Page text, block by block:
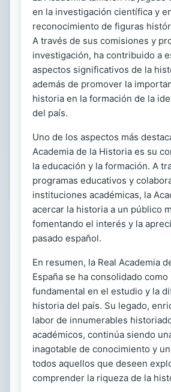
en la investigación científica y
reconocimiento de figuras
A través de sus comisiones y
investigación, ha contribuido a
aspectos significativos de la
además de promover la
historia en la formación de la
del país.
Uno de los aspectos más
Academia de la Historia es su
la educación y la formación. A
programas educativos y
instituciones académicas, la
acercar la historia a un público
fomentando el interés y la
pasado español.
En resumen, la Real Academia
España se ha consolidado
fundamental en el estudio y la
historia del país. Su legado,
labor de innumerables
académicos, continúa siendo
inagotable de conocimiento y
todos aquellos que deseen
comprender la riqueza de la